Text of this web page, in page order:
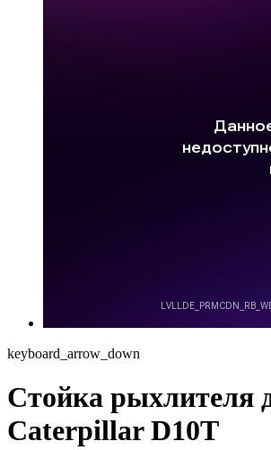
keyboard_arrow_down
Стойка рыхлителя
Caterpillar D10T